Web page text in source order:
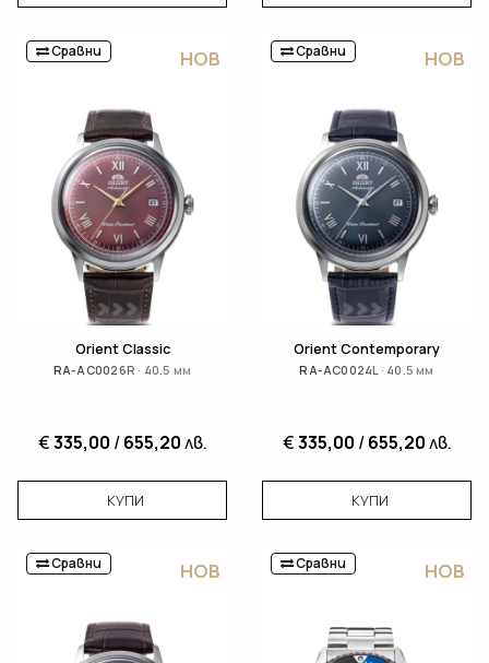
Сравни НОВ
Orient Classic
RA-AC0026R · 40.5 мм
€335,00 /655,20лв.
КУПИ
Сравни НОВ
Orient Contemporary
RA-AC0024L · 40.5 мм
€335,00 /655,20лв.
КУПИ
Сравни НОВ Сравни НОВ